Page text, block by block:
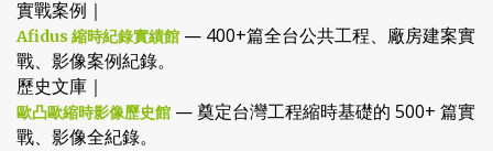
實戰案例｜
Afidus 縮時紀錄實績館 — 400+篇全台公共工程、廠房建案實
戰、影像案例紀錄。
歷史文庫｜
歐凸歐縮時影像歷史館 — 奠定台灣工程縮時基礎的 500+ 篇實
戰、影像全紀錄。